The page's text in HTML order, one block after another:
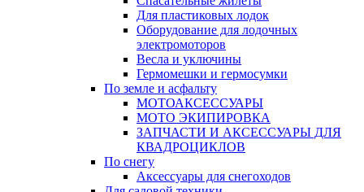
Для пластиковых лодок
Оборудование для лодочных
электромоторов
Весла и уключины
Гермомешки и гермосумки
По земле и асфальту
МОТОАКСЕССУАРЫ
МОТО ЭКИПИРОВКА
ЗАПЧАСТИ И АКСЕССУАРЫ ДЛЯ
КВАДРОЦИКЛОВ
По снегу
Аксессуары для снегоходов